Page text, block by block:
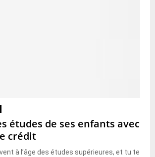
études de ses enfants avec
crédit
à l’âge des études supérieures, et tu te